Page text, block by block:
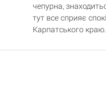
чепурна,
тут все сприяє
Карпатського краю.